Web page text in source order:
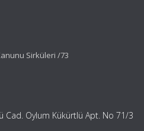
Sirküleri /73
Cad. Oylum Kükürtlü Apt. No 71/3